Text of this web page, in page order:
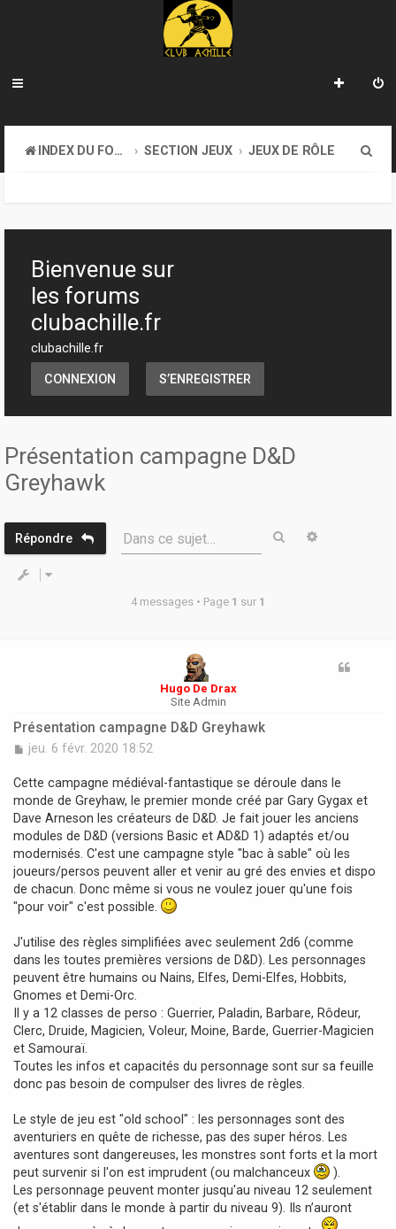
INDEX DU FORUM SECTION JEUX JEUX DE RÔLE
h
Bienvenue sur
les forums
clubachille.fr
clubachille.fr
CONNEXION S’ENREGISTRER
Présentation campagne D&D
Greyhawk
Répondre Dans ce sujet… Rechercher
4 messages • Page 1 sur 1
Hugo De Drax
Site Admin
Présentation campagne D&D Greyhawk
M
s
a
g
e
jeu. 6 févr. 2020 18:52
Cette campagne médiéval-fantastique se déroule dans le
monde de Greyhaw, le premier monde créé par Gary Gygax et
Dave Arneson les créateurs de D&D. Je fait jouer les anciens
modules de D&D (versions Basic et AD&D 1) adaptés et/ou
modernisés. C'est une campagne style "bac à sable" où les
joueurs/persos peuvent aller et venir au gré des envies et dispo
de chacun. Donc même si vous ne voulez jouer qu'une fois
"pour voir" c'est possible.
J'utilise des règles simplifiées avec seulement 2d6 (comme
dans les toutes premières versions de D&D). Les personnages
peuvent être humains ou Nains, Elfes, Demi-Elfes, Hobbits,
Gnomes et Demi-Orc.
Il y a 12 classes de perso : Guerrier, Paladin, Barbare, Rôdeur,
Clerc, Druide, Magicien, Voleur, Moine, Barde, Guerrier-Magicien
et Samouraï.
Toutes les infos et capacités du personnage sont sur sa feuille
donc pas besoin de compulser des livres de règles.
Le style de jeu est "old school" : les personnages sont des
aventuriers en quête de richesse, pas des super héros. Les
aventures sont dangereuses, les monstres sont forts et la mort
peut survenir si l'on est imprudent (ou malchanceux
).
Les personnage peuvent monter jusqu'au niveau 12 seulement
(et s'établir dans le monde à partir du niveau 9). Ils n’auront